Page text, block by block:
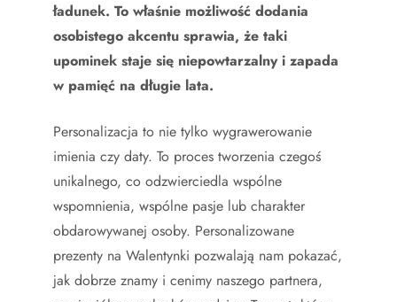
ładunek. To właśnie możliwość dodania
osobistego akcentu sprawia, że taki
upominek staje się niepowtarzalny i zapada
w pamięć na długie lata.
Personalizacja to nie tylko wygrawerowanie
imienia czy daty. To proces tworzenia czegoś
unikalnego, co odzwierciedla wspólne
wspomnienia, wspólne pasje lub charakter
obdarowywanej osoby. Personalizowane
prezenty na Walentynki pozwalają nam pokazać,
jak dobrze znamy i cenimy naszego partnera,